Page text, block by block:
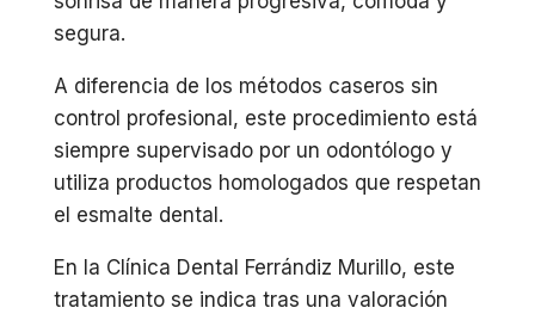
segura.
A diferencia de los métodos caseros sin
control profesional, este procedimiento está
siempre supervisado por un odontólogo y
utiliza productos homologados que respetan
el esmalte dental.
En la Clínica Dental Ferrándiz Murillo, este
tratamiento se indica tras una valoración